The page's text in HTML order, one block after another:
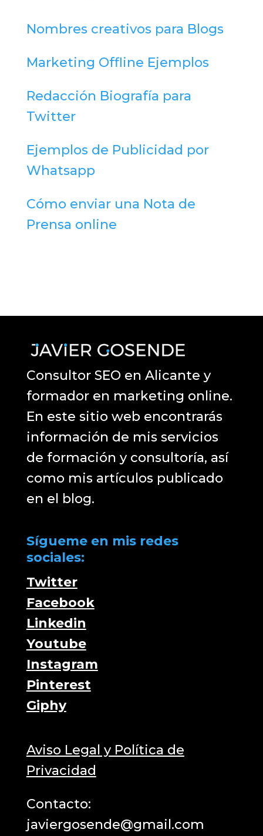
Nombres creativos para Blogs
Marketing Offline Ejemplos
Redacción Biografía para
Twitter
Ejemplos de Publicidad por
Whatsapp
Cómo enviar una Nota de
Prensa online
Consultor SEO en Alicante y
formador en marketing online.
En este sitio web encontrarás
información de mis servicios
de formación y consultoría, así
como mis artículos publicado
en el blog.
Sígueme en mis redes
sociales:
Twitter
Facebook
Linkedin
Youtube
Instagram
Pinterest
Giphy
Aviso Legal y Política de
Privacidad
Contacto:
javiergosende@gmail.com